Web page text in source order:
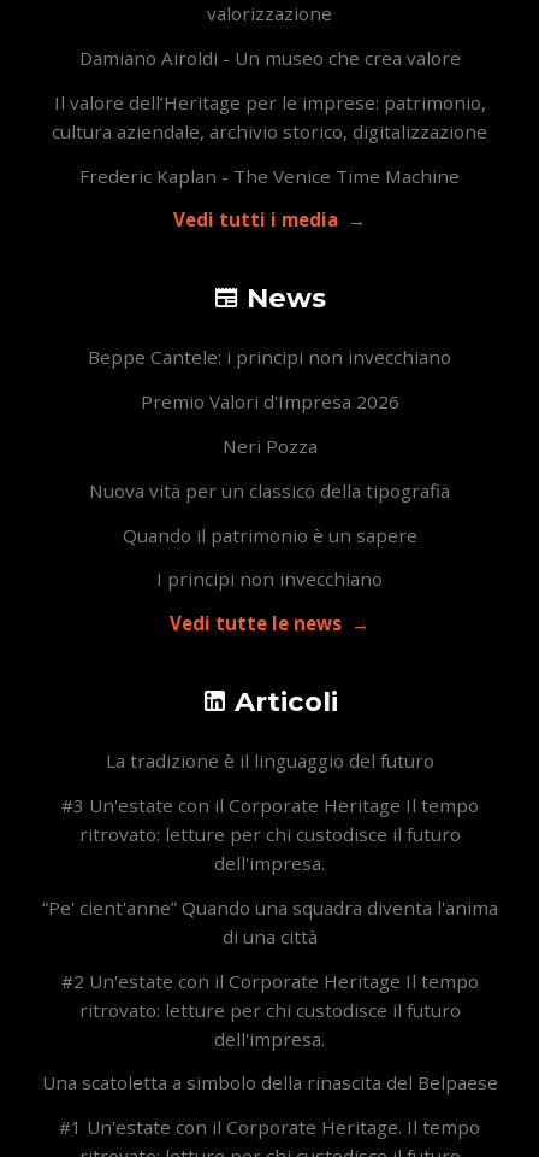
valorizzazione
Damiano Airoldi - Un museo che crea valore
Il valore dell’Heritage per le imprese: patrimonio,
cultura aziendale, archivio storico, digitalizzazione
Frederic Kaplan - The Venice Time Machine
Vedi tutti i media
News
Beppe Cantele: i principi non invecchiano
Premio Valori d'Impresa 2026
Neri Pozza
Nuova vita per un classico della tipografia
Quando il patrimonio è un sapere
I principi non invecchiano
Vedi tutte le news
Articoli
La tradizione è il linguaggio del futuro
#3 Un'estate con il Corporate Heritage Il tempo
ritrovato: letture per chi custodisce il futuro
dell'impresa.
“Pe' cient'anne” Quando una squadra diventa l'anima
di una città
#2 Un'estate con il Corporate Heritage Il tempo
ritrovato: letture per chi custodisce il futuro
dell'impresa.
Una scatoletta a simbolo della rinascita del Belpaese
#1 Un'estate con il Corporate Heritage. Il tempo